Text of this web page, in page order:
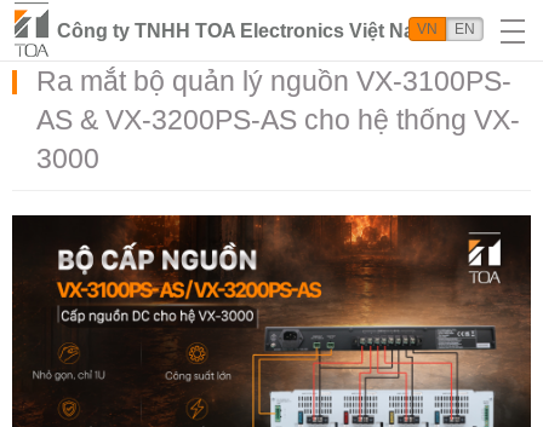
Công ty TNHH TOA Electronics Việt Nam
VN EN
Ra mắt bộ quản lý nguồn VX-3100PS-
AS & VX-3200PS-AS cho hệ thống VX-
3000